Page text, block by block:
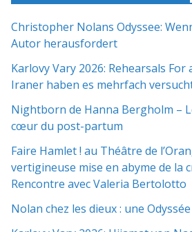
Christopher Nolans Odyssee:
Autor herausfordert
Karlovy Vary 2026: Rehearsals For
Iraner haben es mehrfach
Nightborn de Hanna Bergholm –
cœur du post-partum
Faire Hamlet ! au Théâtre de
vertigineuse mise en abyme de la
Rencontre avec Valeria Bertolotto
Nolan chez les dieux : une